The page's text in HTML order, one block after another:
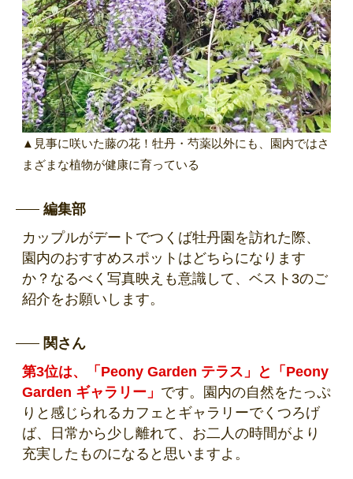
▲見事に咲いた藤の花！牡丹・芍薬以外にも、園内ではさ
まざまな植物が健康に育っている
編集部
カップルがデートでつくば牡丹園を訪れた際、
園内のおすすめスポットはどちらになります
か？なるべく写真映えも意識して、ベスト3のご
紹介をお願いします。
関さん
第3位は、「Peony Garden テラス」と「Peony
Garden ギャラリー」 です。園内の自然をたっぷ
りと感じられるカフェとギャラリーでくつろげ
ば、日常から少し離れて、お二人の時間がより
充実したものになると思いますよ。